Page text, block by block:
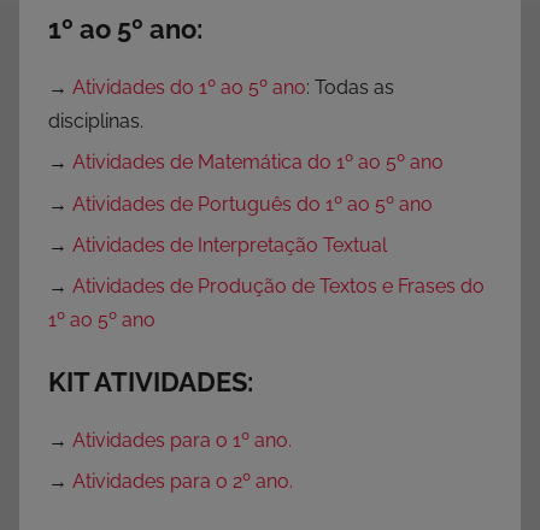
1º ao 5º ano:
→ Atividades do 1º ao 5º ano: Todas as
disciplinas.
→ Atividades de Matemática do 1º ao 5º ano
→ Atividades de Português do 1º ao 5º ano
→ Atividades de Interpretação Textual
→ Atividades de Produção de Textos e Frases do
1º ao 5º ano
KIT ATIVIDADES:
→ Atividades para o 1º ano.
→ Atividades para o 2º ano.